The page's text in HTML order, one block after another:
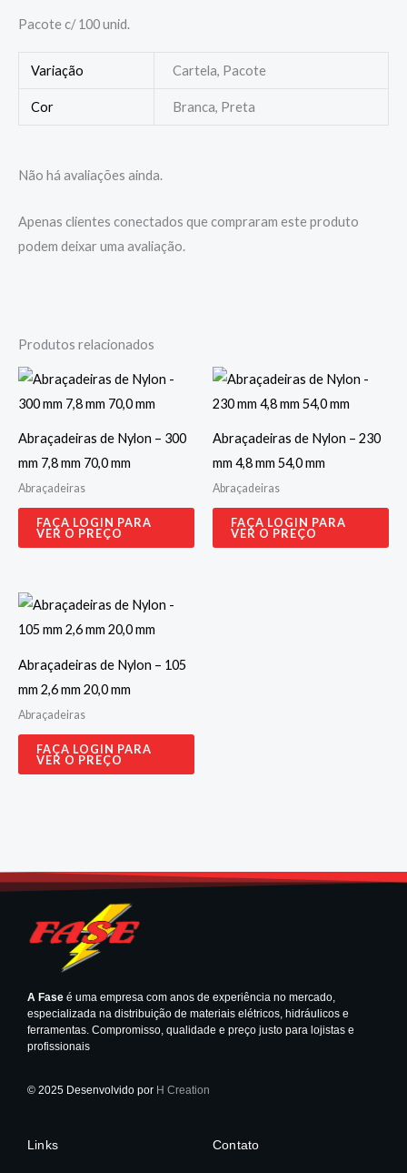
Pacote c/ 100 unid.
Variação Cartela, Pacote
Cor Branca, Preta
Não há avaliações ainda.
Apenas clientes conectados que compraram este produto
podem deixar uma avaliação.
Produtos relacionados
Abraçadeiras de Nylon – 300
mm 7,8 mm 70,0 mm
Abraçadeiras
FAÇA LOGIN PARA
VER O PREÇO
Abraçadeiras de Nylon – 230
mm 4,8 mm 54,0 mm
Abraçadeiras
FAÇA LOGIN PARA
VER O PREÇO
Abraçadeiras de Nylon – 105
mm 2,6 mm 20,0 mm
Abraçadeiras
FAÇA LOGIN PARA
VER O PREÇO
A Fase é uma empresa com anos de experiência no mercado,
especializada na distribuição de materiais elétricos, hidráulicos e
ferramentas. Compromisso, qualidade e preço justo para lojistas e
profissionais
© 2025 Desenvolvido por H Creation
Links Contato